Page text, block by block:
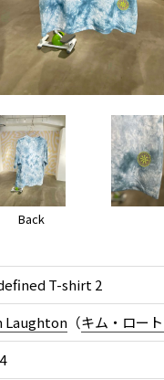
Back
T-shirt 2
Laughton （キム・ロー